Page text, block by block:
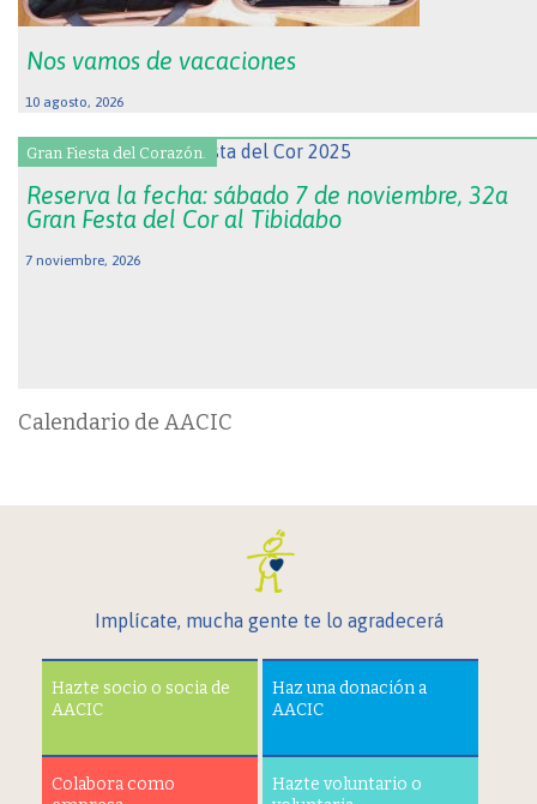
Nos vamos de vacaciones
10 agosto, 2026
Gran Fiesta del Corazón.
Reserva la fecha: sábado 7 de noviembre, 32a
Gran Festa del Cor al Tibidabo
7 noviembre, 2026
Calendario de AACIC
Implícate, mucha gente te lo agradecerá
Hazte socio o socia de
AACIC
Haz una donación a
AACIC
Colabora como
Hazte voluntario o